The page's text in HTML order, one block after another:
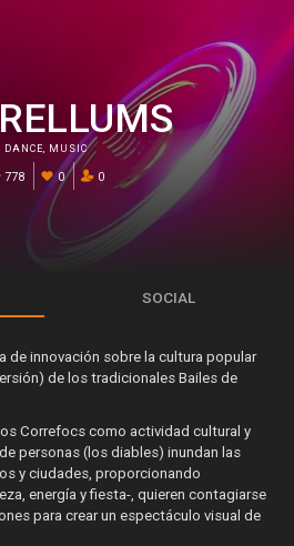
DANCE, MUSIC
778 0 0
SOCIAL
de innovación sobre la cultura popular
de los tradicionales Bailes de
Correfocs como actividad cultural y
personas (los diables) inundan las
y ciudades, proporcionando
energía y fiesta-, quieren contagiarse
para crear un espectáculo visual de